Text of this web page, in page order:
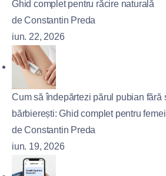
Ghid complet pentru răcire naturală
de Constantin Preda
iun. 22, 2026
Cum să îndepărtezi părul pubian fără
bărbierești: Ghid complet pentru femei
de Constantin Preda
iun. 19, 2026